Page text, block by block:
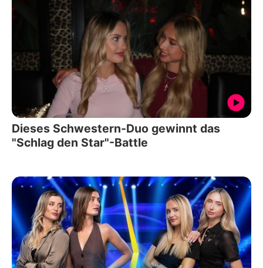
Dieses Schwestern-Duo gewinnt das
"Schlag den Star"-Battle